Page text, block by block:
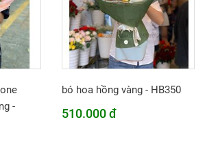
-
bó hoa hồng vàng - HB350
510.000 đ